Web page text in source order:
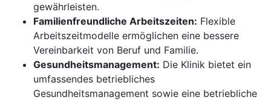
gewährleisten.
Familienfreundliche Arbeitszeiten: Flexible
Arbeitszeitmodelle ermöglichen eine bessere
Vereinbarkeit von Beruf und Familie.
Gesundheitsmanagement: Die Klinik bietet ein
umfassendes betriebliches
Gesundheitsmanagement sowie eine betriebliche